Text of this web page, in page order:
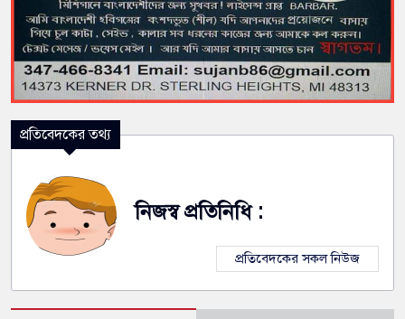
প্রতিবেদকের তথ্য
নিজস্ব প্রতিনিধি :
প্রতিবেদকের সকল নিউজ